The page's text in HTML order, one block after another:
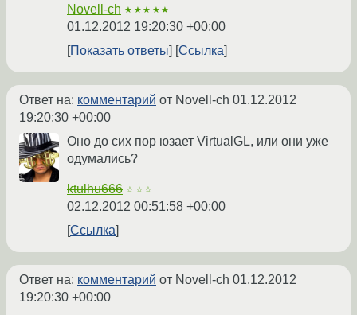
Novell-ch ★★★★★
01.12.2012 19:20:30 +00:00
Показать ответы
Ссылка
Ответ на: комментарий от Novell-ch 01.12.2012
19:20:30 +00:00
Оно до сих пор юзает VirtualGL, или они уже
одумались?
ktulhu666 ☆☆☆
02.12.2012 00:51:58 +00:00
Ссылка
Ответ на: комментарий от Novell-ch 01.12.2012
19:20:30 +00:00